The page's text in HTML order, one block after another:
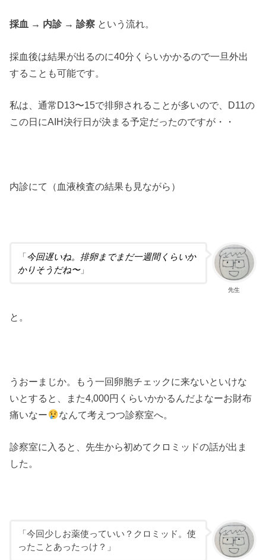
採血 → 内診 → 診察 という流れ。
採血後は結果が出るのに40分くらいかかるので一旦外出
することも可能です。
私は、通常D13〜15で排卵されることが多いので、D11の
この日にAIH決行日が決まる予定だったのですが・・
内診にて（血液検査の結果も見ながら）
先生
「 今回遅いね。排卵までまだ一週間くらいか
かりそうだね〜」
と。
うおーまじか。もう一回卵胞チェックに来ないといけな
いとすると、また4,000円くらいかかるんだよなーお財布
痛いなー
なんて考えつつ診察室へ。
診察室に入ると、先生から初めてクロミッドの話が出ま
した。
「今回少しお薬使っていい？クロミッド。使
ったことあったっけ？」